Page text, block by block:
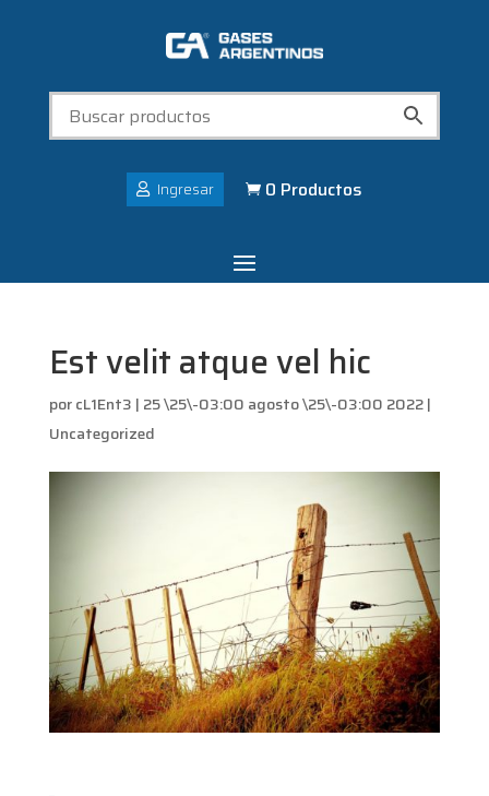
Ingresar  0 Productos
Est velit atque vel hic
porcL1Ent3 | 25 \25\-03:00 agosto \25\-03:00 2022|
Uncategorized